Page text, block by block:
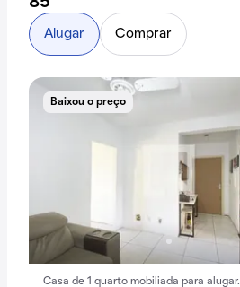
Baixou o preço
Casa de 1 quarto mobiliada para alugar.
Alugar Comprar